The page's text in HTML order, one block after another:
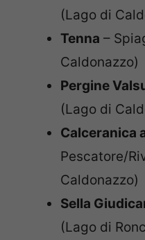
(Lago di
Tenna –
Caldonazzo)
Pergine
(Lago di
Calceranica
Pescatore/
Caldonazzo)
Sella
(Lago di